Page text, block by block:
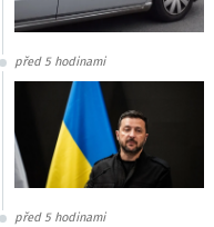
před 5 hodinami
před 5 hodinami